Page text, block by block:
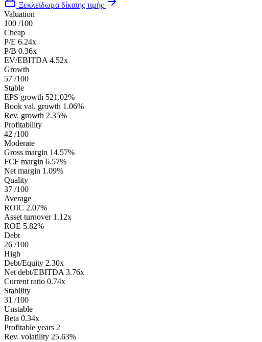
Ξεκλείδωμα δίκαιης τιμής
Valuation
100 /100
Cheap
P/E 6.24x
P/B 0.36x
EV/EBITDA 4.52x
Growth
57 /100
Stable
EPS growth 521.02%
Book val. growth 1.06%
Rev. growth 2.35%
Profitability
42 /100
Moderate
Gross margin 14.57%
FCF margin 6.57%
Net margin 1.09%
Quality
37 /100
Average
ROIC 2.07%
Asset turnover 1.12x
ROE 5.82%
Debt
26 /100
High
Debt/Equity 2.30x
Net debt/EBITDA 3.76x
Current ratio 0.74x
Stability
31 /100
Unstable
Beta 0.34x
Profitable years 2
Rev. volatility 25.63%